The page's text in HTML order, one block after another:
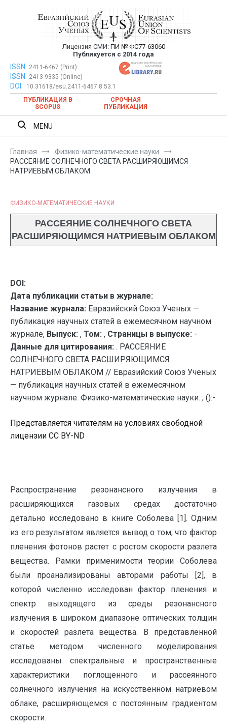
Евразийский Союз Ученых —
публикация научных статей в
ежемесячном научном журнале
Лицензия СМИ: ПИ № ФС77-63060
Публикуется с 2014 года
Евразийский Союз Ученых — публикация научных статей в
ежемесячном научном журнале
ISSN: 2411-6467 (Print)
ISSN: 2413-9335 (Online)
DOI:
10.31618/esu.2411-6467.8.53.1
ПУБЛИКАЦИЯ В
SCOPUS
СРОЧНАЯ
ПУБЛИКАЦИЯ
MENU
Главная
Физико-математические науки
РАССЕЯНИЕ СОЛНЕЧНОГО СВЕТА РАСШИРЯЮЩИМСЯ
НАТРИЕВЫМ ОБЛАКОМ
ФИЗИКО-МАТЕМАТИЧЕСКИЕ НАУКИ
РАССЕЯНИЕ СОЛНЕЧНОГО СВЕТА
РАСШИРЯЮЩИМСЯ НАТРИЕВЫМ ОБЛАКОМ
DOI:
Дата публикации статьи в журнале:
Название журнала: Евразийский Союз Ученых —
публикация научных статей в ежемесячном научном
журнале, Выпуск: , Том: , Страницы в выпуске: -
Данные для цитирования: . РАССЕЯНИЕ
СОЛНЕЧНОГО СВЕТА РАСШИРЯЮЩИМСЯ
НАТРИЕВЫМ ОБЛАКОМ // Евразийский Союз Ученых
— публикация научных статей в ежемесячном
научном журнале. Физико-математические науки. ; ():-.
Представляется читателям на условиях свободной
лицензии CC BY-ND
Распространение резонансного излучения в
расширяющихся газовых средах достаточно
детально исследовано в книге Соболева [1]. Одним
из его результатом является вывод о том, что фактор
пленения фотонов растет с ростом скорости разлета
вещества. Рамки применимости теории Соболева
были проанализированы авторами работы [2], в
которой численно исследован фактор пленения и
спектр выходящего из среды резонансного
излучения в широком диапазоне оптических толщин
и скоростей разлета вещества. В представленной
статье методом численного моделирования
исследованы спектральные и пространственные
характеристики поглощенного и рассеянного
солнечного излучения на искусственном натриевом
облаке, расширяющемся с постоянным градиентом
скорости.